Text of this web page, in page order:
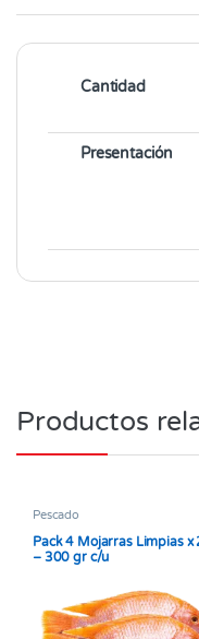
Cantidad
Presentación
Productos
Pescado
Pack 4 Mojarras Limpias x
– 300 gr c/u